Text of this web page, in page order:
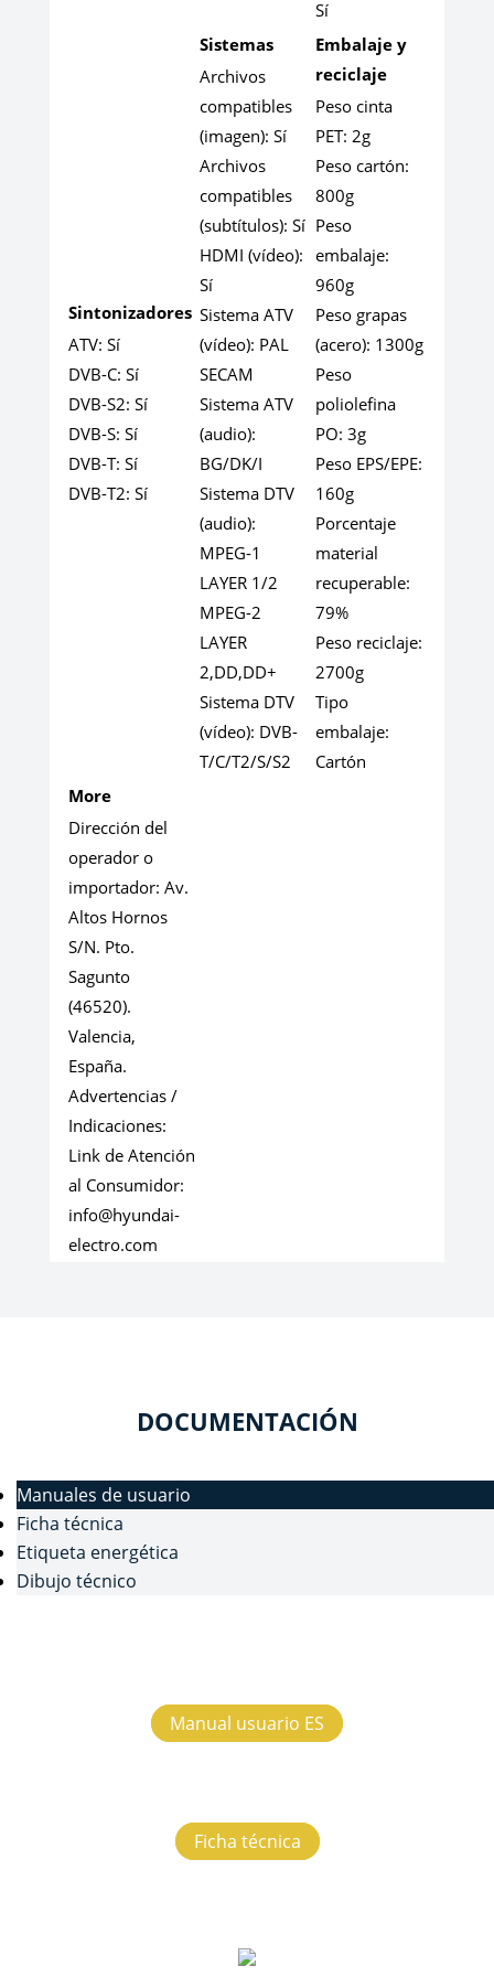
Sí
Sintonizadores
ATV: Sí
DVB-C: Sí
DVB-S2: Sí
DVB-S: Sí
DVB-T: Sí
DVB-T2: Sí
Sistemas
Archivos
compatibles
(imagen): Sí
Archivos
compatibles
(subtítulos): Sí
HDMI (vídeo):
Sí
Sistema ATV
(vídeo): PAL
SECAM
Sistema ATV
(audio):
BG/DK/I
Sistema DTV
(audio):
MPEG-1
LAYER 1/2
MPEG-2
LAYER
2,DD,DD+
Sistema DTV
(vídeo): DVB-
T/C/T2/S/S2
Embalaje y
reciclaje
Peso cinta
PET: 2g
Peso cartón:
800g
Peso
embalaje:
960g
Peso grapas
(acero): 1300g
Peso
poliolefina
PO: 3g
Peso EPS/EPE:
160g
Porcentaje
material
recuperable:
79%
Peso reciclaje:
2700g
Tipo
embalaje:
Cartón
More
Dirección del
operador o
importador: Av.
Altos Hornos
S/N. Pto.
Sagunto
(46520).
Valencia,
España.
Advertencias /
Indicaciones:
Link de Atención
al Consumidor:
info@hyundai-
electro.com
DOCUMENTACIÓN
Manuales de usuario
Ficha técnica
Etiqueta energética
Dibujo técnico
Manual usuario ES
Ficha técnica